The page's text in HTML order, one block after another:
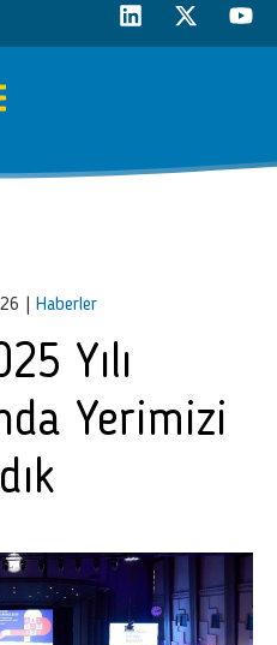
Haberler
Yılı
Yerimizi